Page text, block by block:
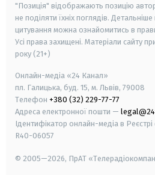
"Позиція" відображають позицію
не поділяти їхніх поглядів.
цитування можна ознайомитись в
Усі права захищені. Матеріали сайту
року (21+)
Онлайн-медіа «24 Канал»
пл. Галицька, буд. 15, м. Львів, 79008
Телефон +380 (32) 229-77-77
Адреса електронної пошти —
Ідентифікатор онлайн-медіа в Реєстрі
R40-06057
© 2005—2026, ПрАТ